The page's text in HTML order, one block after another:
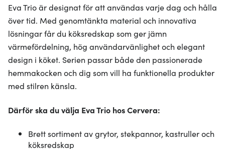
Eva Trio är designat för att användas varje dag och hålla
över tid. Med genomtänkta material och innovativa
lösningar får du köksredskap som ger jämn
värmefördelning, hög användarvänlighet och elegant
design i köket. Serien passar både den passionerade
hemmakocken och dig som vill ha funktionella produkter
med stilren känsla.
Därför ska du välja Eva Trio hos Cervera:
Brett sortiment av grytor, stekpannor, kastruller och
köksredskap